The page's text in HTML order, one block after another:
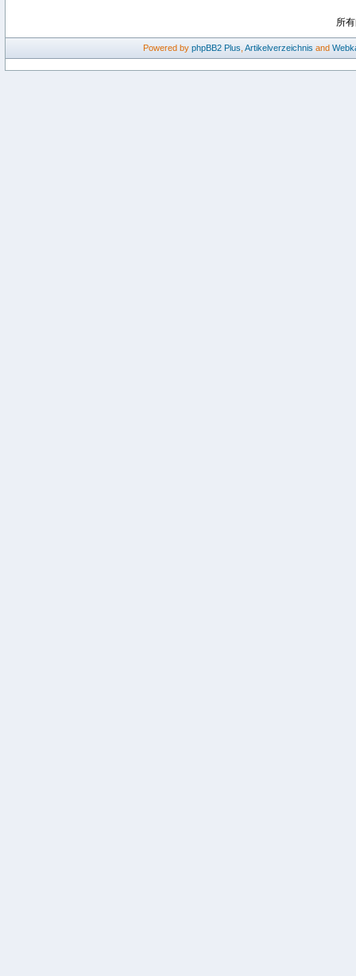
所
Powered by phpBB2 Plus Artikelverzeichnis and